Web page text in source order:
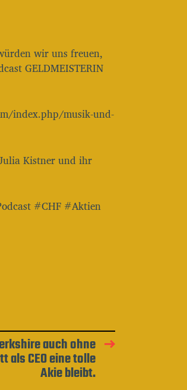
wir uns freuen,
GELDMEISTERIN
index.php/musik-und-
Kistner und ihr
#CHF #Aktien
auch ohne
als CEO eine tolle
Akie bleibt.